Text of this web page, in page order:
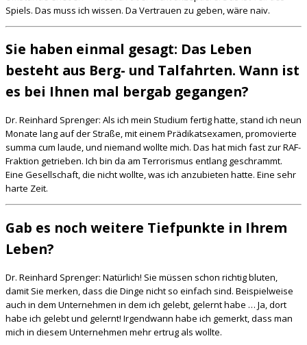
Spiels. Das muss ich wissen. Da Vertrauen zu geben, wäre naiv.
Sie haben einmal gesagt: Das Leben
besteht aus Berg- und Talfahrten. Wann ist
es bei Ihnen mal bergab gegangen?
Dr. Reinhard Sprenger: Als ich mein Studium fertig hatte, stand ich neun
Monate lang auf der Straße, mit einem Prädikatsexamen, promovierte
summa cum laude, und niemand wollte mich. Das hat mich fast zur RAF-
Fraktion getrieben. Ich bin da am Terrorismus entlang geschrammt.
Eine Gesellschaft, die nicht wollte, was ich anzubieten hatte. Eine sehr
harte Zeit.
Gab es noch weitere Tiefpunkte in Ihrem
Leben?
Dr. Reinhard Sprenger: Natürlich! Sie müssen schon richtig bluten,
damit Sie merken, dass die Dinge nicht so einfach sind. Beispielweise
auch in dem Unternehmen in dem ich gelebt, gelernt habe … Ja, dort
habe ich gelebt und gelernt! Irgendwann habe ich gemerkt, dass man
mich in diesem Unternehmen mehr ertrug als wollte.